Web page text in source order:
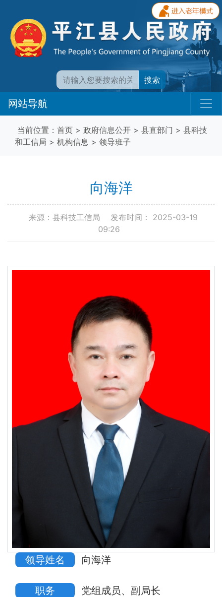
搜索
网站导航
当前位置： 首页 > 政府信息公开 > 县直部门 > 县科技
和工信局 > 机构信息 > 领导班子
向海洋
来源：县科技工信局
发布时间： 2025-03-19
09:26
领导姓名 向海洋
职务 党组成员、副局长